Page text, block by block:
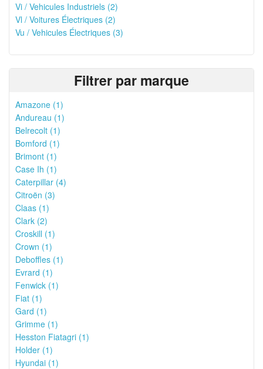
Vi / Vehicules Industriels (2)
Vl / Voitures Électriques (2)
Vu / Vehicules Électriques (3)
Filtrer par marque
Amazone (1)
Andureau (1)
Belrecolt (1)
Bomford (1)
Brimont (1)
Case Ih (1)
Caterpillar (4)
Citroën (3)
Claas (1)
Clark (2)
Croskill (1)
Crown (1)
Deboffles (1)
Evrard (1)
Fenwick (1)
Fiat (1)
Gard (1)
Grimme (1)
Hesston Fiatagri (1)
Holder (1)
Hyundai (1)